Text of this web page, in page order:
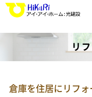
リ
倉庫を住居にリフ